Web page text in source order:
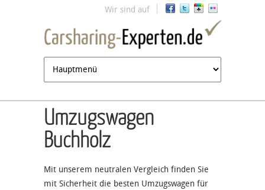
Jump to navigation
Wir sind auf
Umzugswagen
Buchholz
Mit unserem neutralen Vergleich finden Sie
mit Sicherheit die besten Umzugswagen für